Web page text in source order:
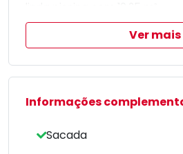
Nunca habitado, este é o lar
esperando por você!
Agende uma visita agora
Ver mais
Informações
Sacada